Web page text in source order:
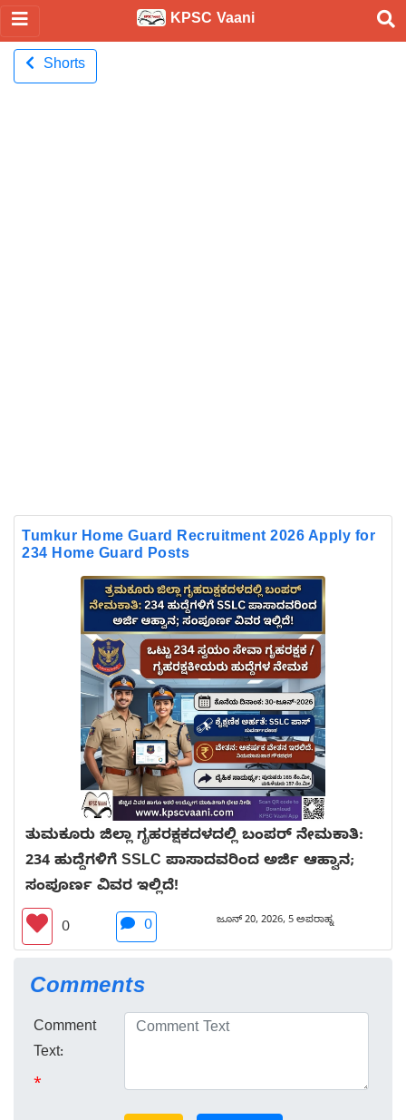
KPSC Vaani
Shorts
Tumkur Home Guard Recruitment 2026 Apply for
234 Home Guard Posts
ತುಮಕೂರು ಜಿಲ್ಲಾ ಗೃಹರಕ್ಷಕದಳದಲ್ಲಿ ಬಂಪರ್ ನೇಮಕಾತಿ:
234 ಹುದ್ದೆಗಳಿಗೆ SSLC ಪಾಸಾದವರಿಂದ ಅರ್ಜಿ ಆಹ್ವಾನ;
ಸಂಪೂರ್ಣ ವಿವರ ಇಲ್ಲಿದೆ!
0 0 ಜೂನ್ 20, 2026, 5 ಅಪರಾಹ್ನ
Comments
Comment
Text:
*